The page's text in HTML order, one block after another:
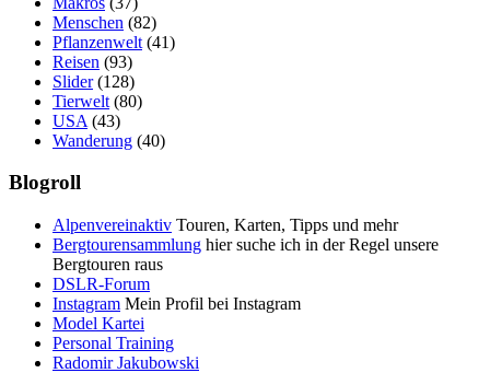
Menschen (82)
Pflanzenwelt (41)
Reisen (93)
Slider(128)
Tierwelt (80)
USA (43)
Wanderung (40)
Blogroll
Alpenvereinaktiv Touren, Karten, Tipps und mehr
Bergtourensammlung hier suche ich in der Regel unsere
Bergtouren raus
DSLR-Forum
Instagram Mein Profil bei Instagram
Model Kartei
Personal Training
Radomir Jakubowski